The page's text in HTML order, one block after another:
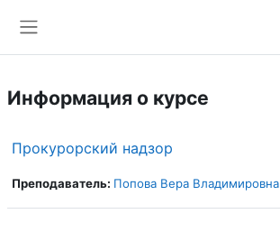
Информация о курсе
Прокурорский надзор
Преподаватель: Попова Вера Владимировна